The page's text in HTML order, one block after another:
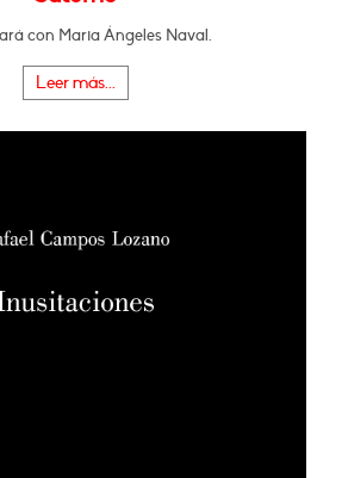
con Maria Ángeles Naval.
Leer más...